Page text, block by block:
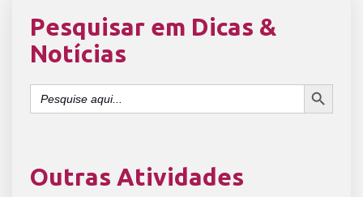
Pesquisar em Dicas &
Notícias
Search
for:
SEARCH BUTTON
Outras Atividades